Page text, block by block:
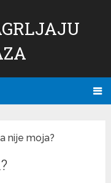
nije moja?